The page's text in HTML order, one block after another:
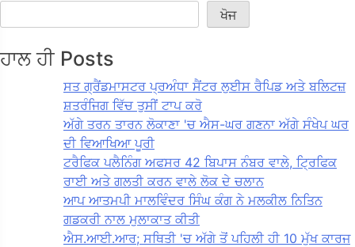
ਖੋਜ
ਹਾਲ ਹੀ Posts
ਸਤ ਗ੍ਰੈਂਡਮਾਸਟਰ ਪ੍ਰਅੰਧਾ ਸੈਂਟਰ ਲੁਈਸ ਰੈਪਿਡ ਅਤੇ ਬਲਿਟਜ਼
ਸ਼ਤਰੰਜਿਗ ਵਿੱਚ ਤੁਸੀਂ ਟਾਪ ਕਰੋ
ਅੱਗੇ ਤਰਨ ਤਾਰਨ ਲੋਕਾਣਾ 'ਚ ਐਸ-ਘਰ ਗਣਨਾ ਅੱਗੇ ਸੰਖੇਪ ਘਰ
ਦੀ ਵਿਆਖਿਆ ਪੂਰੀ
ਟਰੈਫਿਕ ਪਲੈਨਿੰਗ ਅਫਸਰ 42 ਬਿਪਾਸ ਨੰਬਰ ਵਾਲੇ, ਟ੍ਰਿਫਿਕ
ਰਾਈ ਅਤੇ ਗਲਤੀ ਕਰਨ ਵਾਲੇ ਲੋਕ ਦੇ ਚਲਾਨ
ਆਪ ਆਤਮਪੀ ਮਾਲਵਿੰਦਰ ਸਿੰਘ ਕੰਗ ਨੇ ਮਲਕੀਲ ਨਿਤਿਨ
ਗਡਕਰੀ ਨਾਲ ਮੁਲਾਕਾਤ ਕੀਤੀ
ਐਸ.ਆਈ.ਆਰ; ਸਥਿਤੀ 'ਚ ਅੱਗੇ ਤੋਂ ਪਹਿਲੀ ਹੀ 10 ਮੁੱਖ ਕਾਰਜ